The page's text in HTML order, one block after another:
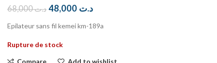
د.ت68,000 د.ت
Epilateur sans fil kemei km-189a
Rupture de stock
Compare Add to wishlist